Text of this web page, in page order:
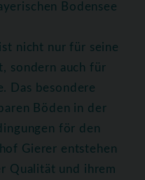
Bodensee
nicht nur für seine
sondern auch für
Das besondere
Böden in der
för den
Gierer entstehen
Qualität und ihrem